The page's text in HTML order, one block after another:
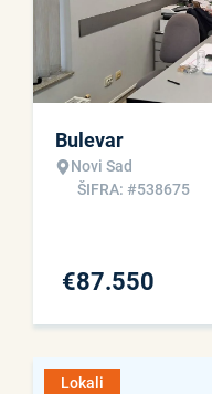
Bulevar
Novi Sad
ŠIFRA: #538675
€87.550
Lokali